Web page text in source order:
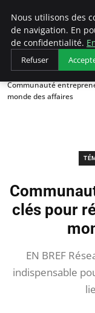
LECFCM
Accueil
Témoignages
Communauté
monde des affaires
clés pour
EN BREF
indispensable
Nous utilisons des
de navigation. En
de confidentialité.
Refuser